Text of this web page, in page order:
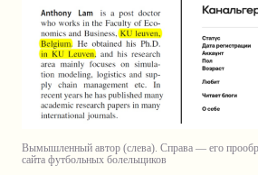
Вымышленный автор (слева). Справа — его
сайта футбольных болельщиков